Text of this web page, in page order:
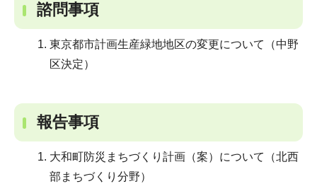
諮問事項
東京都市計画生産緑地地区の変更について（中野
区決定）
報告事項
大和町防災まちづくり計画（案）について（北西
部まちづくり分野）